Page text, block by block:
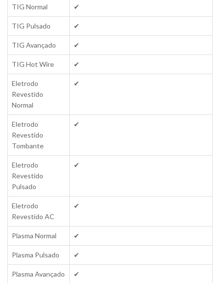
TIG Normal ✔
TIG Pulsado ✔
TIG Avançado ✔
TIG Hot Wire ✔
Eletrodo
Revestido
Normal
✔
Eletrodo
Revestido
Tombante
✔
Eletrodo
Revestido
Pulsado
✔
Eletrodo
Revestido AC
✔
Plasma Normal ✔
Plasma Pulsado ✔
Plasma Avançado ✔